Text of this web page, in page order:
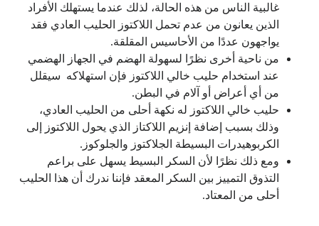
غالبية الناس من هذه الحالة، لذلك عندما يستهلك الأفراد
الذين يعانون من عدم تحمل اللاكتوز الحليب العادي فقد
يواجهون عددًا من الأحاسيس المقلقة.
من ناحية أخرى نظرًا لسهولة الهضم في الجهاز الهضمي
عند استخدام حليب خالي اللاكتوز فإن استهلاكه سيقلل
من أي أعراض أو آلام في البطن.
حليب خالي اللاكتوز له نكهة أحلى من الحليب العادي،
وذلك بسبب إضافة إنزيم اللاكتاز الذي يحول اللاكتوز إلى
الكربوهيدرات البسيطة الجلاكتوز والجلوكوز.
ومع ذلك نظرًا لأن السكر البسيط يسهل على براعم
التذوق التمييز بين السكر المعقد فإننا ندرك أن هذا الحليب
أحلى من المعتاد.